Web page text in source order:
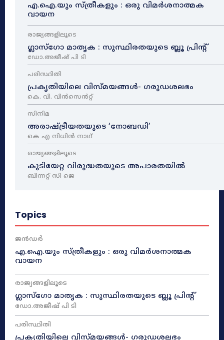
എ.ഐ.യും സ്ത്രീകളും : ഒരു വിമർശനാത്മക
വായന
രാജ്യങ്ങളിലൂടെ
ഗ്ലാസ്ഗോ മാതൃക : സുസ്ഥിരതയുടെ ബ്ലൂ പ്രിന്റ്
ഡോ.അജീഷ് പി ടി
പരിസ്ഥിതി
പ്രകൃതിയിലെ വിസ്മയങ്ങൾ- ഗരുഡശലഭം
കെ. വി. വിൻസെൻറ്റ്
സിനിമ
അരാഷ്‌ട്രീയതയുടെ ‘നോബഡി’
കെ എ നിധിൻ നാഥ്‌
രാജ്യങ്ങളിലൂടെ
കുടിയേറ്റ വിരുദ്ധതയുടെ അപാരതയിൽ
ബിന്നറ്റ് സി ജെ
Topics
ജൻഡർ
എ.ഐ.യും സ്ത്രീകളും : ഒരു വിമർശനാത്മക
വായന
രാജ്യങ്ങളിലൂടെ
ഗ്ലാസ്ഗോ മാതൃക : സുസ്ഥിരതയുടെ ബ്ലൂ പ്രിന്റ്
ഡോ.അജീഷ് പി ടി
പരിസ്ഥിതി
പ്രകൃതിയിലെ വിസ്മയങ്ങൾ- ഗരുഡശലഭം